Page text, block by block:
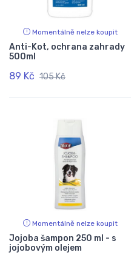
Momentálně nelze koupit
Anti-Kot, ochrana zahrady
500ml
89 Kč 105 Kč
Momentálně nelze koupit
Jojoba šampon 250 ml - s
jojobovým olejem